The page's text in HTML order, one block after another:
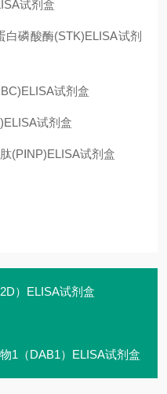
试剂盒
磷酸酶(STK)ELISA试剂
试剂盒
试剂盒
(PⅠNP)ELISA试剂盒
）ELISA试剂盒
1（DAB1）ELISA试剂盒